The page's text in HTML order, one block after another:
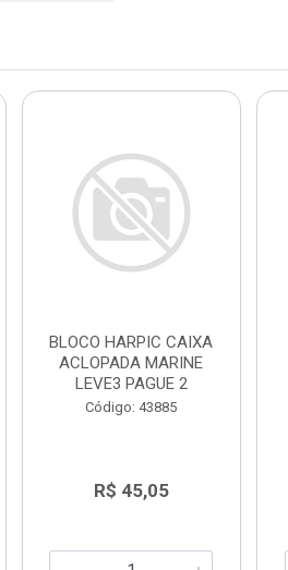
BLOCO HARPIC CAIXA
ACLOPADA MARINE
LEVE3 PAGUE 2
Código: 43885
R$ 45,05